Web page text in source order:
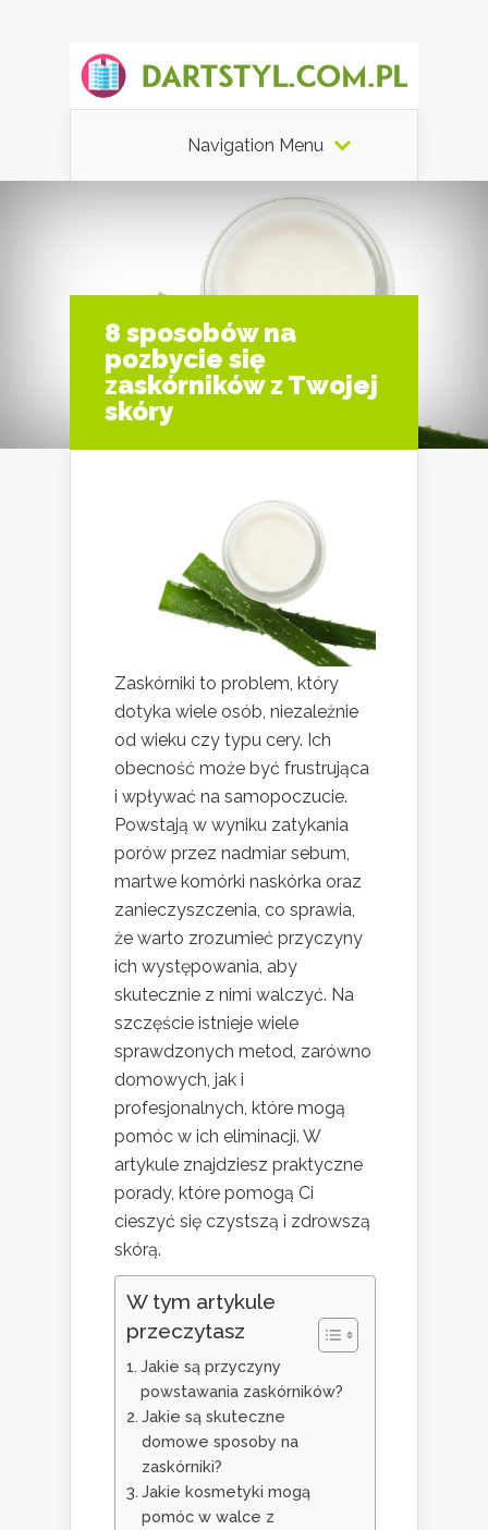
Navigation Menu
8 sposobów na
pozbycie się
zaskórników z Twojej
skóry
Zaskórniki to problem, który
dotyka wiele osób, niezależnie
od wieku czy typu cery. Ich
obecność może być frustrująca
i wpływać na samopoczucie.
Powstają w wyniku zatykania
porów przez nadmiar sebum,
martwe komórki naskórka oraz
zanieczyszczenia, co sprawia,
że warto zrozumieć przyczyny
ich występowania, aby
skutecznie z nimi walczyć. Na
szczęście istnieje wiele
sprawdzonych metod, zarówno
domowych, jak i
profesjonalnych, które mogą
pomóc w ich eliminacji. W
artykule znajdziesz praktyczne
porady, które pomogą Ci
cieszyć się czystszą i zdrowszą
skórą.
W tym artykule
przeczytasz
Jakie są przyczyny
powstawania zaskórników?
Jakie są skuteczne
domowe sposoby na
zaskórniki?
Jakie kosmetyki mogą
pomóc w walce z